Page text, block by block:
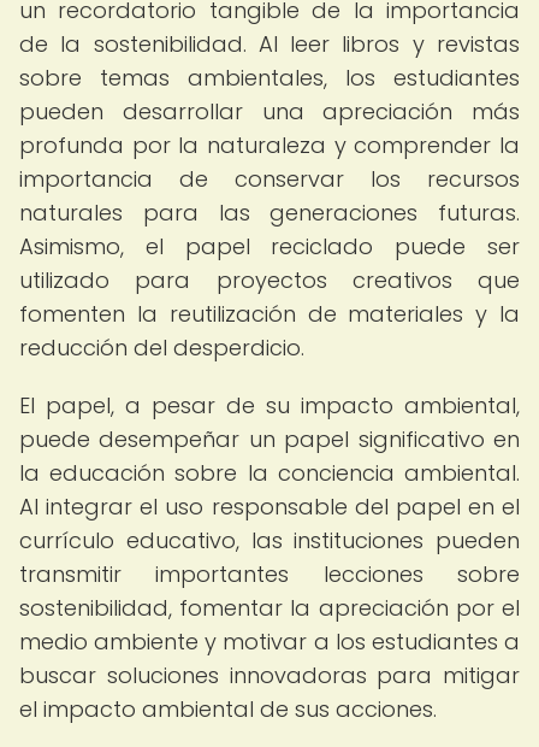
un recordatorio tangible de la importancia
de la sostenibilidad. Al leer libros y revistas
sobre temas ambientales, los estudiantes
pueden desarrollar una apreciación más
profunda por la naturaleza y comprender la
importancia de conservar los recursos
naturales para las generaciones futuras.
Asimismo, el papel reciclado puede ser
utilizado para proyectos creativos que
fomenten la reutilización de materiales y la
reducción del desperdicio.
El papel, a pesar de su impacto ambiental,
puede desempeñar un papel significativo en
la educación sobre la conciencia ambiental.
Al integrar el uso responsable del papel en el
currículo educativo, las instituciones pueden
transmitir importantes lecciones sobre
sostenibilidad, fomentar la apreciación por el
medio ambiente y motivar a los estudiantes a
buscar soluciones innovadoras para mitigar
el impacto ambiental de sus acciones.